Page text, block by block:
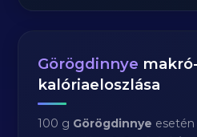
Görögdinnye
kalóriaeloszlása
100 g Görögdinnye